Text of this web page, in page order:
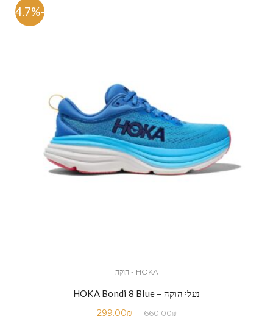
-54.7%
HOKA - הוקה
נעלי הוקה – HOKA Bondi 8 Blue
660.00₪
299.00₪